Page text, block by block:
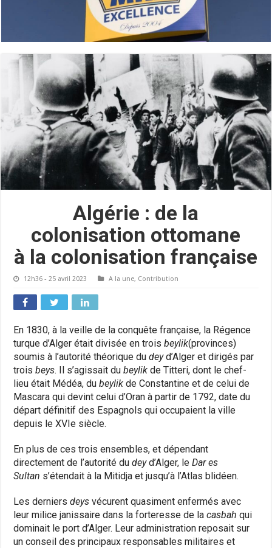
Algérie : de la
colonisation ottomane
à la colonisation française
12h36 - 25 avril 2023 A la une, Contribution
En 1830, à la veille de la conquête française, la Régence
turque d’Alger était divisée en troisbeylik(provinces)
soumis à l’autorité théorique dudeyd’Alger et dirigés par
troisbeys. Il s’agissait dubeylik de Titteri, dont le chef-
lieu était Médéa, dubeylikde Constantine et de celui de
Mascara qui devint celui d’Oran à partir de 1792, date du
départ définitif des Espagnols qui occupaient la ville
depuis le XVIe siècle.
En plus de ces trois ensembles, et dépendant
directement de l’autorité dudeyd’Alger, leDar es
Sultan s’étendait à la Mitidja et jusqu’à l’Atlas blidéen.
Les derniersdeys vécurent quasiment enfermés avec
leur milice janissaire dans la forteresse de lacasbah qui
dominait le port d’Alger. Leur administration reposait sur
un conseil des principaux responsables militaires et